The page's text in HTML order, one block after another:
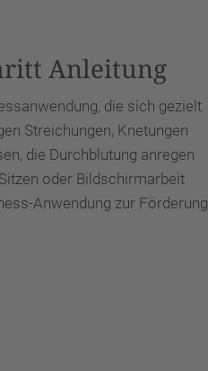
Anleitung
die sich gezielt
Streichungen, Knetungen
die Durchblutung anregen
oder Bildschirmarbeit
Anwendung zur Förderung